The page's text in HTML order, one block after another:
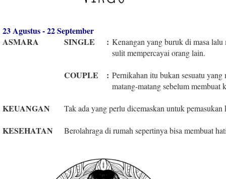
23 Agustus - 22 September
ASMARA
SINGLE : Kenangan yang buruk di masa
sulit mempercayai orang lain.
COUPLE : Pernikahan itu bukan sesuatu
matang-matang sebelum membuat
KEUANGAN Tak ada yang perlu dicemaskan untuk pemasukan
KESEHATAN Berolahraga di rumah sepertinya bisa membuat